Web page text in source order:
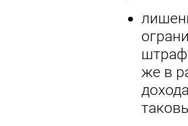
же в